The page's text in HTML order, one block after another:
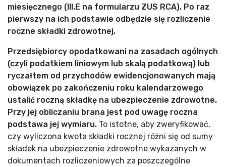
miesięcznego (III.E na formularzu ZUS RCA). Po raz
pierwszy na ich podstawie odbędzie się rozliczenie
roczne składki zdrowotnej.
Przedsiębiorcy opodatkowani na zasadach ogólnych
(czyli podatkiem liniowym lub skalą podatkową) lub
ryczałtem od przychodów ewidencjonowanych mają
obowiązek po zakończeniu roku kalendarzowego
ustalić roczną składkę na ubezpieczenie zdrowotne.
Przy jej obliczaniu brana jest pod uwagę roczna
podstawa jej wymiaru. To istotne, aby zweryfikować,
czy wyliczona kwota składki rocznej różni się od sumy
składek na ubezpieczenie zdrowotne wykazanych w
dokumentach rozliczeniowych za poszczególne